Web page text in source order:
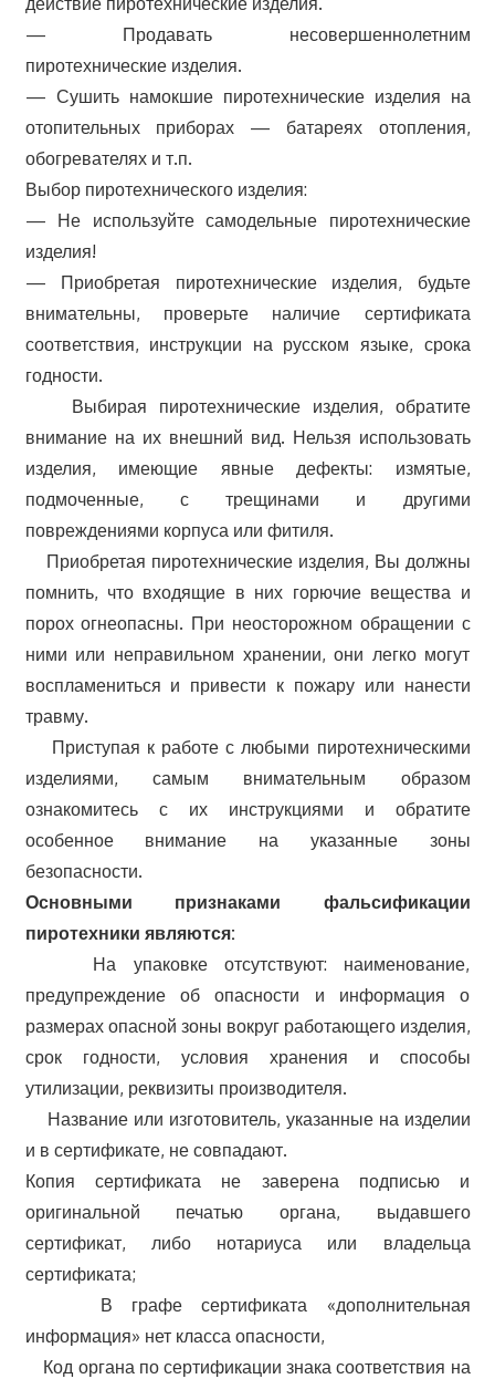
— Продавать несовершеннолетним
пиротехнические изделия.
— Сушить намокшие пиротехнические изделия на
отопительных приборах — батареях отопления,
обогревателях и т.п.
Выбор пиротехнического изделия:
— Не используйте самодельные пиротехнические
изделия!
— Приобретая пиротехнические изделия, будьте
внимательны, проверьте наличие сертификата
соответствия, инструкции на русском языке, срока
годности.
Выбирая пиротехнические изделия, обратите
внимание на их внешний вид. Нельзя использовать
изделия, имеющие явные дефекты: измятые,
подмоченные, с трещинами и другими
повреждениями корпуса или фитиля.
Приобретая пиротехнические изделия, Вы должны
помнить, что входящие в них горючие вещества и
порох огнеопасны. При неосторожном обращении с
ними или неправильном хранении, они легко могут
воспламениться и привести к пожару или нанести
травму.
Приступая к работе с любыми пиротехническими
изделиями, самым внимательным образом
ознакомитесь с их инструкциями и обратите
особенное внимание на указанные зоны
безопасности.
Основными признаками фальсификации
пиротехники являются:
На упаковке отсутствуют: наименование,
предупреждение об опасности и информация о
размерах опасной зоны вокруг работающего изделия,
срок годности, условия хранения и способы
утилизации, реквизиты производителя.
Название или изготовитель, указанные на изделии
и в сертификате, не совпадают.
Копия сертификата не заверена подписью и
оригинальной печатью органа, выдавшего
сертификат, либо нотариуса или владельца
сертификата;
В графе сертификата «дополнительная
информация» нет класса опасности,
Код органа по сертификации знака соответствия на